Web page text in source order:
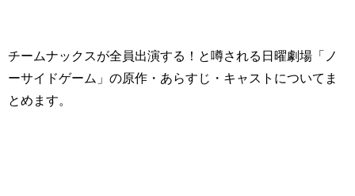
チームナックスが全員出演する！と噂される日曜劇場「ノ
ーサイドゲーム」の原作・あらすじ・キャストについてま
とめます。